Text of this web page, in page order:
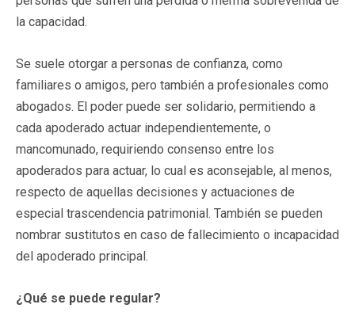
la capacidad.
Se suele otorgar a personas de confianza, como
familiares o amigos, pero también a profesionales como
abogados. El poder puede ser solidario, permitiendo a
cada apoderado actuar independientemente, o
mancomunado, requiriendo consenso entre los
apoderados para actuar, lo cual es aconsejable, al menos,
respecto de aquellas decisiones y actuaciones de
especial trascendencia patrimonial. También se pueden
nombrar sustitutos en caso de fallecimiento o incapacidad
del apoderado principal.
¿Qué se puede regular?